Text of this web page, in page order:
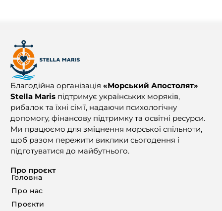
Благодійна організація «Морський Апостолят»
Stella Maris підтримує українських моряків,
рибалок та їхні сім’ї, надаючи психологічну
допомогу, фінансову підтримку та освітні ресурси.
Ми працюємо для зміцнення морської спільноти,
щоб разом пережити виклики сьогодення і
підготуватися до майбутнього.
Про проєкт
Головна
Про нас
Проєкти